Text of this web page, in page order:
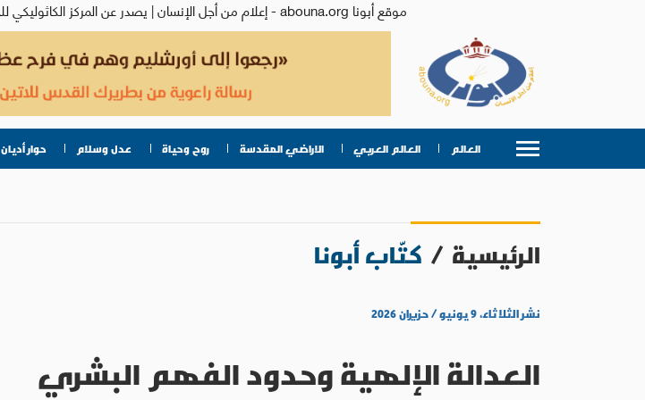
موقع أبونا abouna.org - إعلام من أجل الإنسان | يصدر عن المركز الكاثوليكي للدراسات والإعلام في الأردن - رئيس التحرير: الأب د.رفعت بدر
العالم العالم العربي الاراضي المقدسة روح وحياة عدل وسلام حوار أديان
الرئيسية / كتّاب أبونا
نشر الثلاثاء، ٩ يونيو / حزيران ٢٠٢٦
العدالة الإلهية وحدود الفهم البشري